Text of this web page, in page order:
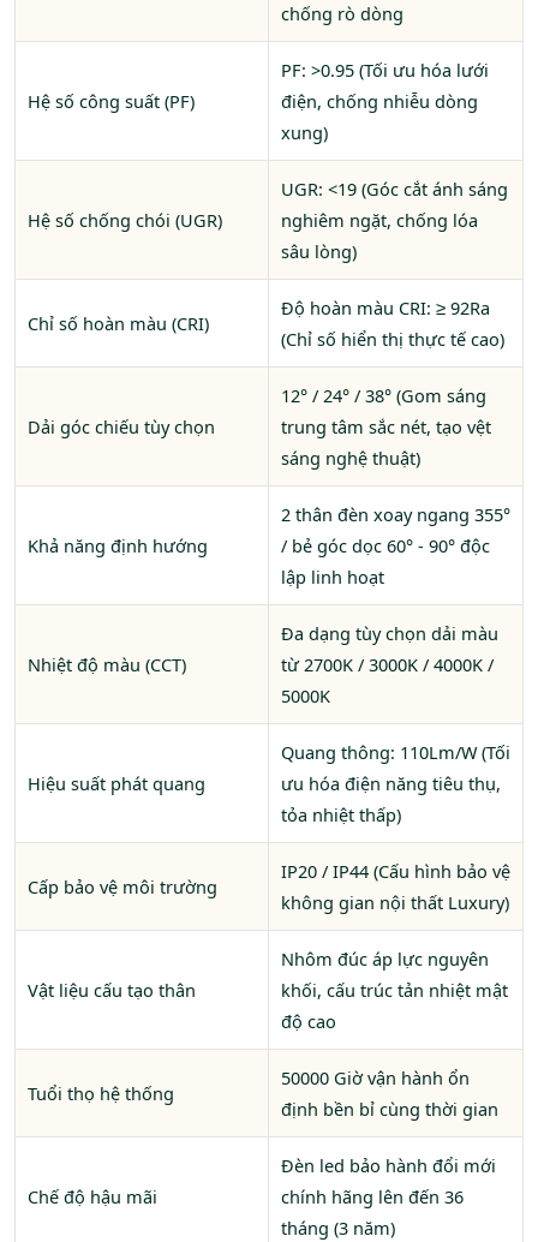
chống rò dòng
Hệ số công suất (PF)
PF: >0.95 (Tối ưu hóa lưới
điện, chống nhiễu dòng
xung)
Hệ số chống chói (UGR)
UGR: <19 (Góc cắt ánh sáng
nghiêm ngặt, chống lóa
sâu lòng)
Chỉ số hoàn màu (CRI)
Độ hoàn màu CRI: ≥ 92Ra
(Chỉ số hiển thị thực tế cao)
Dải góc chiếu tùy chọn
12° / 24° / 38° (Gom sáng
trung tâm sắc nét, tạo vệt
sáng nghệ thuật)
Khả năng định hướng
2 thân đèn xoay ngang 355°
/ bẻ góc dọc 60° - 90° độc
lập linh hoạt
Nhiệt độ màu (CCT)
Đa dạng tùy chọn dải màu
từ 2700K / 3000K / 4000K /
5000K
Hiệu suất phát quang
Quang thông: 110Lm/W (Tối
ưu hóa điện năng tiêu thụ,
tỏa nhiệt thấp)
Cấp bảo vệ môi trường
IP20 / IP44 (Cấu hình bảo vệ
không gian nội thất Luxury)
Vật liệu cấu tạo thân
Nhôm đúc áp lực nguyên
khối, cấu trúc tản nhiệt mật
độ cao
Tuổi thọ hệ thống
50000 Giờ vận hành ổn
định bền bỉ cùng thời gian
Chế độ hậu mãi
Đèn led bảo hành đổi mới
chính hãng lên đến 36
tháng (3 năm)